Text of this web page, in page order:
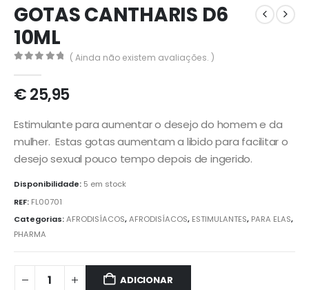
GOTAS CANTHARIS D6
10ML
( Ainda não existem avaliações. )
€25,95
Estimulante para aumentar o desejo do homem e da
mulher. Estas gotas aumentam a libido para facilitar o
desejo sexual pouco tempo depois de ingerido.
Disponibilidade: 5 em stock
REF: FL00701
Categorias:AFRODISÍACOS,AFRODISÍACOS, ESTIMULANTES, PARA ELAS,
PHARMA
ADICIONAR